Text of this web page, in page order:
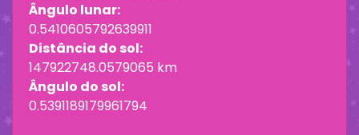
Ângulo lunar:
0.5410605792639911
Distância do sol:
147922748.0579065 km
Ângulo do sol:
0.5391189179961794